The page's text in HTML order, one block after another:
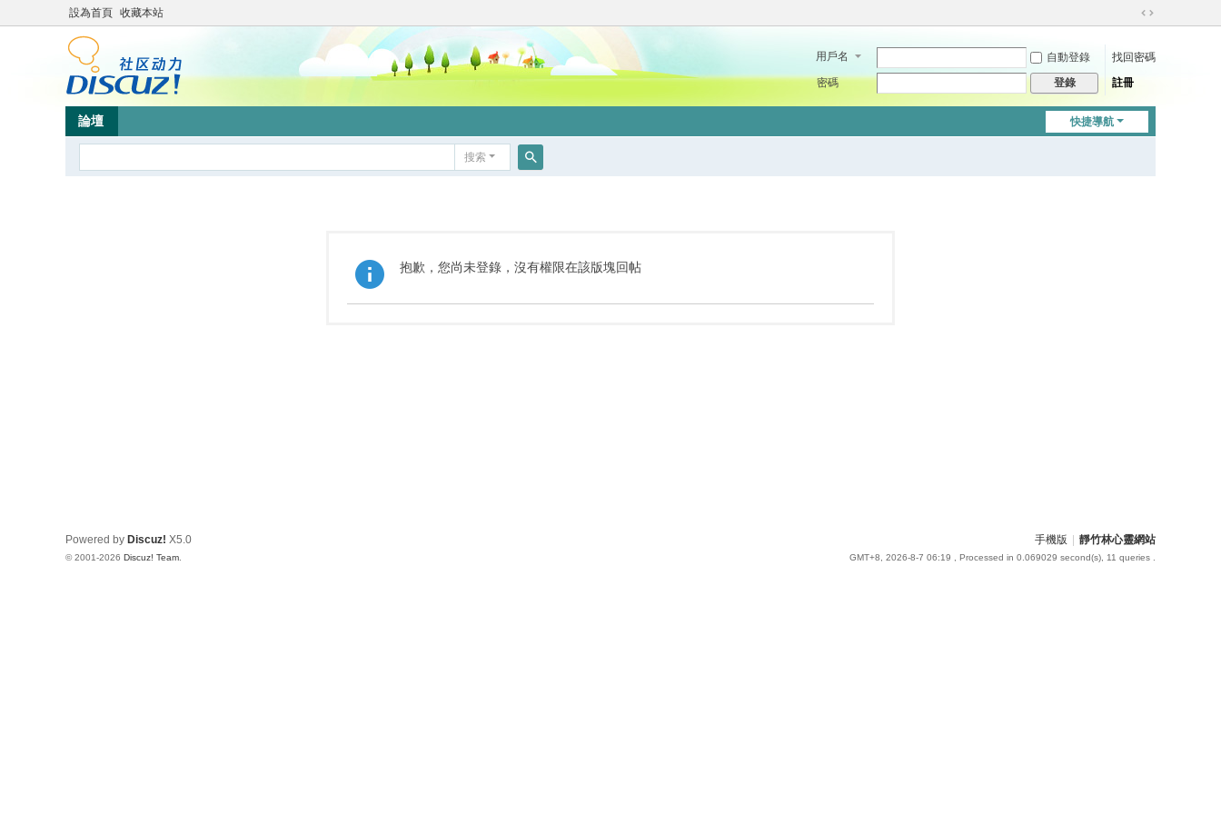
設為首頁 收藏本站
切
到
用戶名 自動登錄
找回密碼
密碼
登錄 註冊
快捷導航
論壇
搜索
抱歉，您尚未登錄，沒有權限在該版塊回帖
手機版 靜竹林心靈網站
GMT+8, 2026-8-7 06:19 , Processed in 0.069029 second(s), 11 queries .
Powered by Discuz! X5.0
© 2001-2026 Discuz! Team